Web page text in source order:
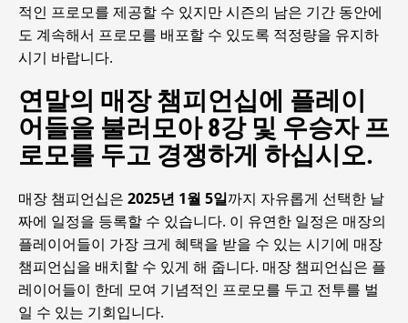
적인 프로모를 제공할 수 있지만 시즌의 남은 기간 동안에
도 계속해서 프로모를 배포할 수 있도록 적정량을 유지하
시기 바랍니다.
연말의 매장 챔피언십에 플레이
어들을 불러모아 8강 및 우승자 프
로모를 두고 경쟁하게 하십시오.
매장 챔피언십은 2025년 1월 5일까지 자유롭게 선택한 날
짜에 일정을 등록할 수 있습니다. 이 유연한 일정은 매장의
플레이어들이 가장 크게 혜택을 받을 수 있는 시기에 매장
챔피언십을 배치할 수 있게 해 줍니다. 매장 챔피언십은 플
레이어들이 한데 모여 기념적인 프로모를 두고 전투를 벌
일 수 있는 기회입니다.